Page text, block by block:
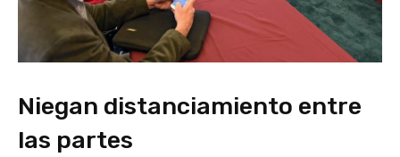
Niegan distanciamiento entre
las partes